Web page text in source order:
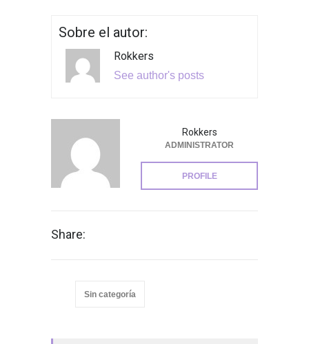
Sobre el autor:
Rokkers
See author's posts
Rokkers
ADMINISTRATOR
PROFILE
Share:
Sin categoría